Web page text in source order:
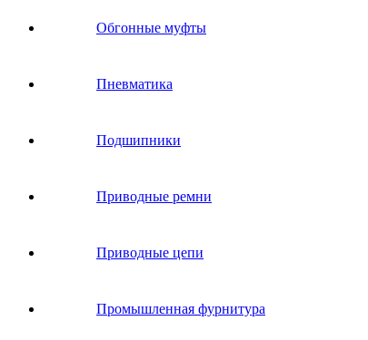
Обгонные муфты
Пневматика
Подшипники
Приводные ремни
Приводные цепи
Промышленная фурнитура